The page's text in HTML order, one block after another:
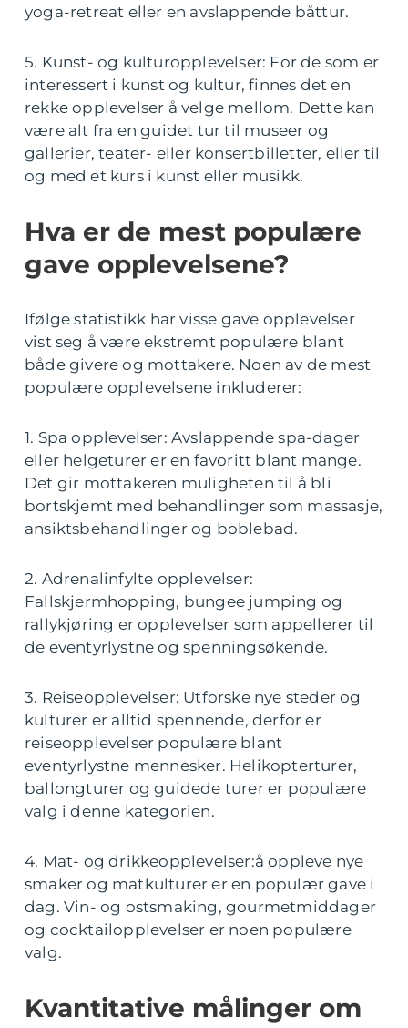
yoga-retreat eller en avslappende båttur.
5. Kunst- og kulturopplevelser: For de som er
interessert i kunst og kultur, finnes det en
rekke opplevelser å velge mellom. Dette kan
være alt fra en guidet tur til museer og
gallerier, teater- eller konsertbilletter, eller til
og med et kurs i kunst eller musikk.
Hva er de mest populære
gave opplevelsene?
Ifølge statistikk har visse gave opplevelser
vist seg å være ekstremt populære blant
både givere og mottakere. Noen av de mest
populære opplevelsene inkluderer:
1. Spa opplevelser: Avslappende spa-dager
eller helgeturer er en favoritt blant mange.
Det gir mottakeren muligheten til å bli
bortskjemt med behandlinger som massasje,
ansiktsbehandlinger og boblebad.
2. Adrenalinfylte opplevelser:
Fallskjermhopping, bungee jumping og
rallykjøring er opplevelser som appellerer til
de eventyrlystne og spenningsøkende.
3. Reiseopplevelser: Utforske nye steder og
kulturer er alltid spennende, derfor er
reiseopplevelser populære blant
eventyrlystne mennesker. Helikopterturer,
ballongturer og guidede turer er populære
valg i denne kategorien.
4. Mat- og drikkeopplevelser:å oppleve nye
smaker og matkulturer er en populær gave i
dag. Vin- og ostsmaking, gourmetmiddager
og cocktailopplevelser er noen populære
valg.
Kvantitative målinger om